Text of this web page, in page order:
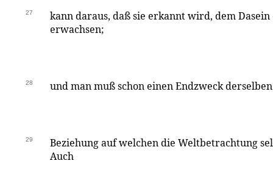
27
kann daraus, daß sie erkannt wird, dem
erwachsen;
28 und man muß schon einen Endzweck
29
Beziehung auf welchen die Weltbetrachtung
Auch